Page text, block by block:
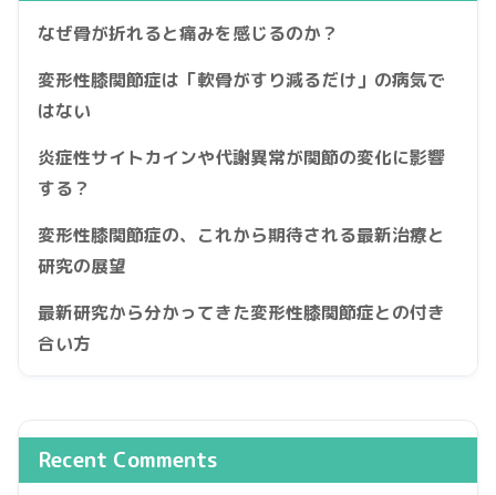
なぜ骨が折れると痛みを感じるのか？
変形性膝関節症は「軟骨がすり減るだけ」の病気で
はない
炎症性サイトカインや代謝異常が関節の変化に影響
する？
変形性膝関節症の、これから期待される最新治療と
研究の展望
最新研究から分かってきた変形性膝関節症との付き
合い方
Recent Comments